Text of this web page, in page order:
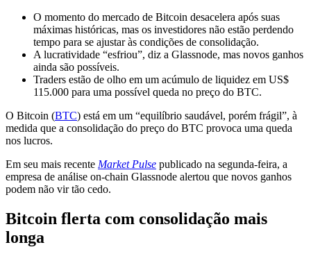
O momento do mercado de Bitcoin desacelera após suas
máximas históricas, mas os investidores não estão perdendo
tempo para se ajustar às condições de consolidação.
A lucratividade “esfriou”, diz a Glassnode, mas novos ganhos
ainda são possíveis.
Traders estão de olho em um acúmulo de liquidez em US$
115.000 para uma possível queda no preço do BTC.
O Bitcoin (BTC) está em um “equilíbrio saudável, porém frágil”, à
medida que a consolidação do preço do BTC provoca uma queda
nos lucros.
Em seu mais recente Market Pulse publicado na segunda-feira, a
empresa de análise on-chain Glassnode alertou que novos ganhos
podem não vir tão cedo.
Bitcoin flerta com consolidação mais
longa